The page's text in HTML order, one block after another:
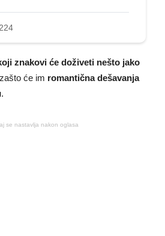
znakovi će doživeti nešto jako
će im romantična dešavanja
.
se nastavlja nakon oglasa